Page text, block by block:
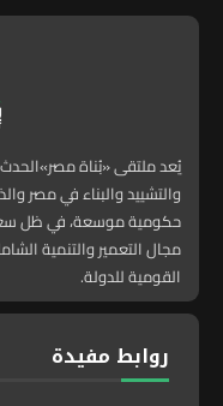
يُعد ملتقى «بُناة
حكومية موسعة، في ظل سعي
مجال التعمير والتنمية
القومية للدولة.
روابط مفيدة